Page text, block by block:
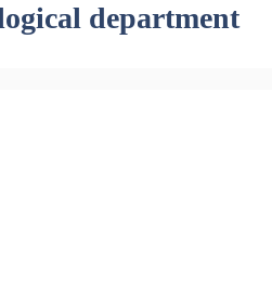
department